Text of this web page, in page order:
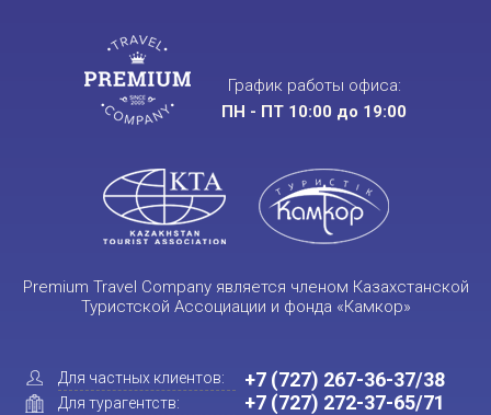
График работы офиса:
ПН - ПТ 10:00 до 19:00
Premium Travel Company является членом Казахстанской
Туристской Ассоциации и фонда «Камкор»
Для частных клиентов:
Для турагентств:
+7 (727) 267-36-37/38
+7 (727) 272-37-65/71